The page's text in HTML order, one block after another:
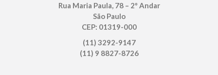
Rua Maria Paula, 78 – 2º Andar
São Paulo
CEP: 01319-000
(11) 3292-9147
(11) 9 8827-8726